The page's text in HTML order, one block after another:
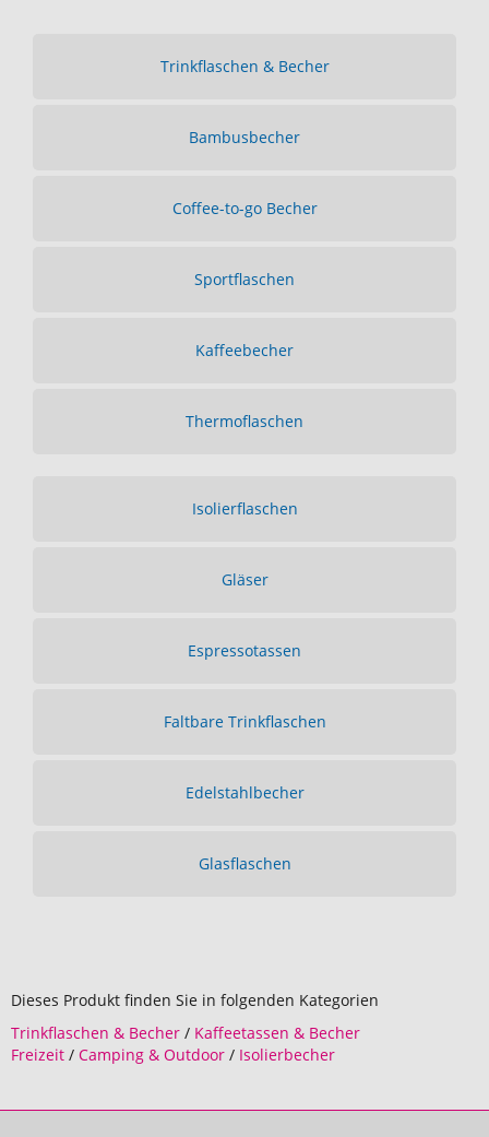
Trinkflaschen & Becher
Bambusbecher
Coffee-to-go Becher
Sportflaschen
Kaffeebecher
Thermoflaschen
Isolierflaschen
Gläser
Espressotassen
Faltbare Trinkflaschen
Edelstahlbecher
Glasflaschen
Dieses Produkt finden Sie in folgenden Kategorien
Trinkflaschen & Becher / Kaffeetassen & Becher
Freizeit / Camping & Outdoor / Isolierbecher